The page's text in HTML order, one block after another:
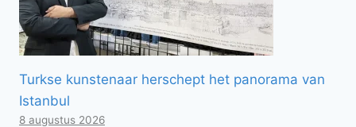
Turkse kunstenaar herschept het panorama van
Istanbul
8 augustus 2026